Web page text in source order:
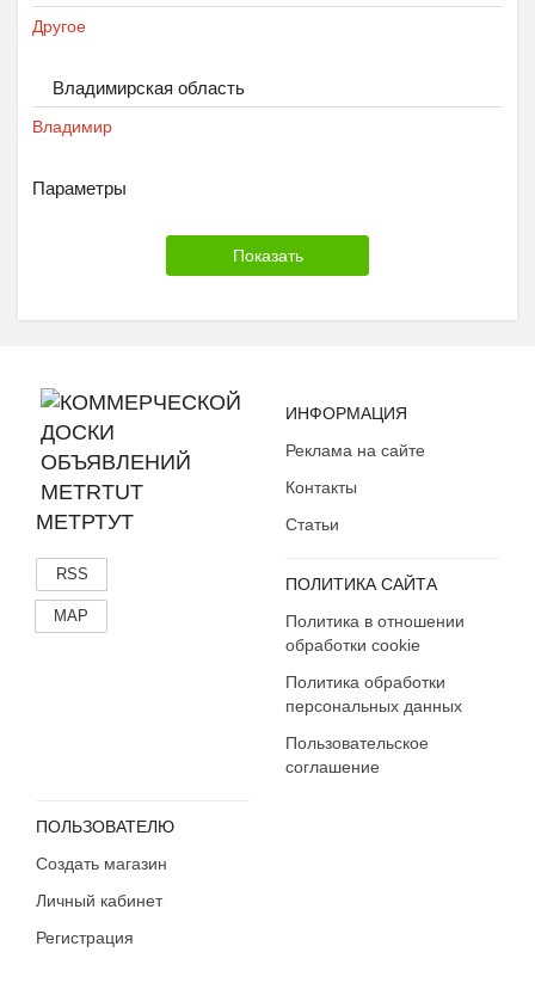
Другое
Владимирская область
Владимир
Параметры
МЕТРТУТ
RSS
MAP
ИНФОРМАЦИЯ
Реклама на сайте
Контакты
Статьи
ПОЛИТИКА САЙТА
Политика в отношении
обработки cookie
Политика обработки
персональных данных
Пользовательское
соглашение
ПОЛЬЗОВАТЕЛЮ
Создать магазин
Личный кабинет
Регистрация